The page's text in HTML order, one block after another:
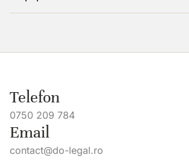
Telefon
0750 209 784
Email
contact@do-legal.ro